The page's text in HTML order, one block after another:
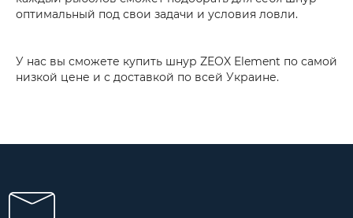
оптимальный под свои задачи и условия ловли.
У нас вы сможете купить шнур ZEOX Element по самой
низкой цене и с доставкой по всей Украине.